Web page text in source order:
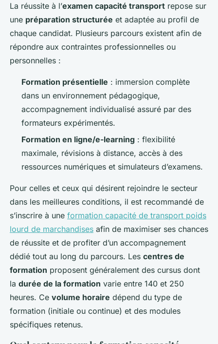
La réussite à l’examen capacité transport repose sur
une préparation structurée et adaptée au profil de
chaque candidat. Plusieurs parcours existent afin de
répondre aux contraintes professionnelles ou
personnelles :
Formation présentielle : immersion complète
dans un environnement pédagogique,
accompagnement individualisé assuré par des
formateurs expérimentés.
Formation en ligne/e-learning : flexibilité
maximale, révisions à distance, accès à des
ressources numériques et simulateurs d’examens.
Pour celles et ceux qui désirent rejoindre le secteur
dans les meilleures conditions, il est recommandé de
s’inscrire à une formation capacité de transport poids
lourd de marchandises afin de maximiser ses chances
de réussite et de profiter d’un accompagnement
dédié tout au long du parcours. Les centres de
formation proposent généralement des cursus dont
la durée de la formation varie entre 140 et 250
heures. Ce volume horaire dépend du type de
formation (initiale ou continue) et des modules
spécifiques retenus.